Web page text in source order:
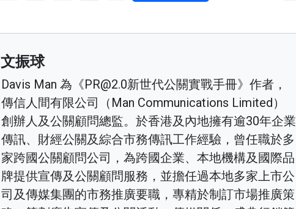
文振球
Davis Man 為《PR@2.0新世代公關實戰手冊》作者，
傳信人間有限公司（Man Communications Limited）
創辦人及公關顧問總監。於香港及內地擁有逾30年企業
傳訊、財經公關及綜合市務傳訊工作經驗，曾任職於多
家跨國公關顧問公司，為跨國企業、本地機構及國際品
牌提供宣傳及公關顧問服務，並擔任過本地多家上市公
司及傳媒集團的市務推廣要職，專精於制訂市場推廣策